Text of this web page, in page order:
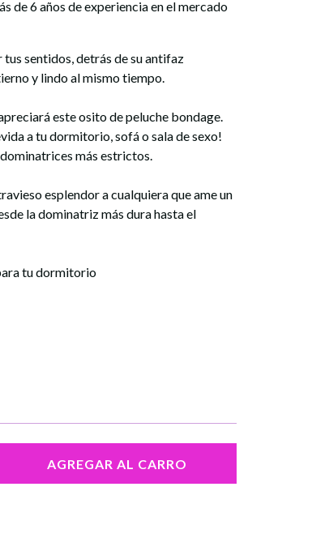
de 6 años de experiencia en el mercado
sentidos, detrás de su antifaz
y lindo al mismo tiempo.
este osito de peluche bondage.
a tu dormitorio, sofá o sala de sexo!
más estrictos.
esplendor a cualquiera que ame un
la dominatriz más dura hasta el
tu dormitorio
AGREGAR AL CARRO